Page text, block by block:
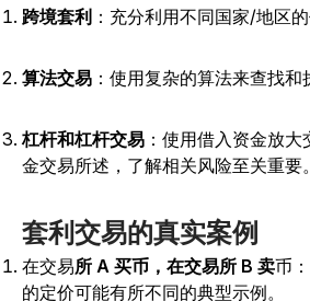
跨境套利 ：充分利用不同国家/地区的
算法交易 ：使用复杂的算法来查找和
杠杆和杠杆交易 ：使用借入资金放
金交易所述，了解相关风险至关重要。
套利交易的真实案例
在交易所 A 买币，在交易所 B 卖币
的定价可能有所不同的典型示例。